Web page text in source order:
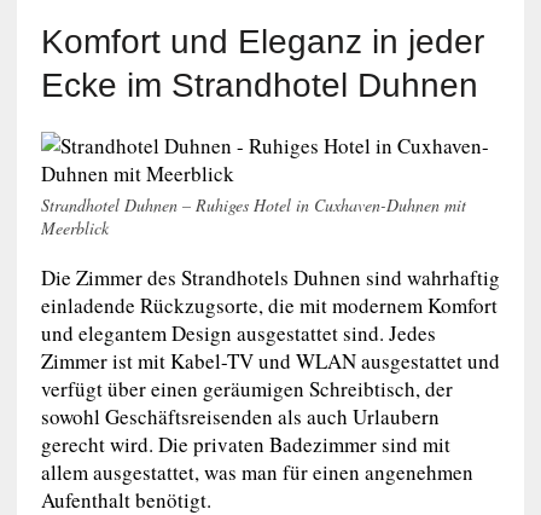
Komfort und Eleganz in jeder
Ecke im Strandhotel Duhnen
Strandhotel Duhnen – Ruhiges Hotel in Cuxhaven-Duhnen mit
Meerblick
Die Zimmer des Strandhotels Duhnen sind wahrhaftig
einladende Rückzugsorte, die mit modernem Komfort
und elegantem Design ausgestattet sind. Jedes
Zimmer ist mit Kabel-TV und WLAN ausgestattet und
verfügt über einen geräumigen Schreibtisch, der
sowohl Geschäftsreisenden als auch Urlaubern
gerecht wird. Die privaten Badezimmer sind mit
allem ausgestattet, was man für einen angenehmen
Aufenthalt benötigt.